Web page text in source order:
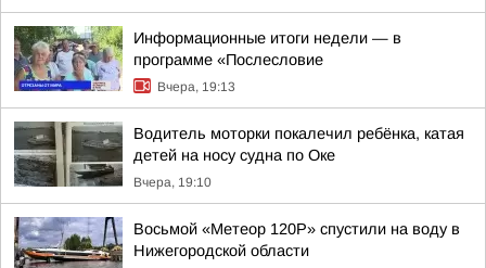
Информационные итоги недели — в
программе «Послесловие
Вчера, 19:13
Водитель моторки покалечил ребёнка, катая
детей на носу судна по Оке
Вчера, 19:10
Восьмой «Метеор 120Р» спустили на воду в
Нижегородской области